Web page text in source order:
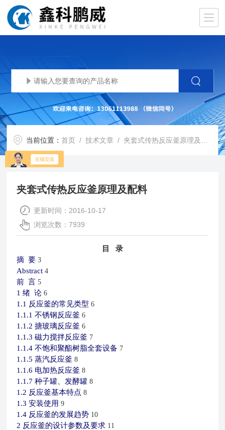
当前位置：首页 /技术文章 / 夹套式传热反应釜原理及配料
夹套式传热反应釜原理及配料
更新时间：2016-10-17
浏览次数：7939
目 录
摘 要 3
Abstract 4
前 言 5
1 绪 论 6
1.1 反应釜的常见类型 6
1.1.1 不锈钢反应釜 6
1.1.2 搪玻璃反应釜 6
1.1.3 磁力搅拌反应釜 7
1.1.4 不饱和聚酯树脂全套设备 7
1.1.5 蒸汽反应釜 8
1.1.6 电加热反应釜 8
1.1.7 种子罐、发酵罐 8
1.2 反应釜基本特点 8
1.3 安装使用 9
1.4 反应釜的发展趋势 10
2 反应釜的设计参数及要求 11